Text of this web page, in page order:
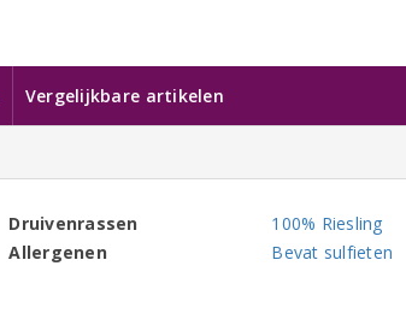
Vergelijkbare artikelen
Druivenrassen
100% Riesling
Allergenen
Bevat sulfieten